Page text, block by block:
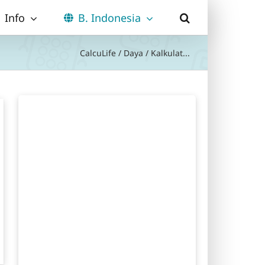
Info B. Indonesia
CalcuLife / Daya / Kalkulat...